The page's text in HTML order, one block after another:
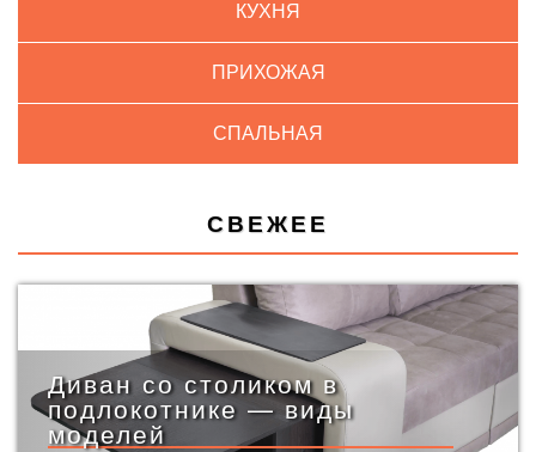
КУХНЯ
ПРИХОЖАЯ
СПАЛЬНАЯ
СВЕЖЕЕ
Диван со столиком в
подлокотнике — виды
моделей